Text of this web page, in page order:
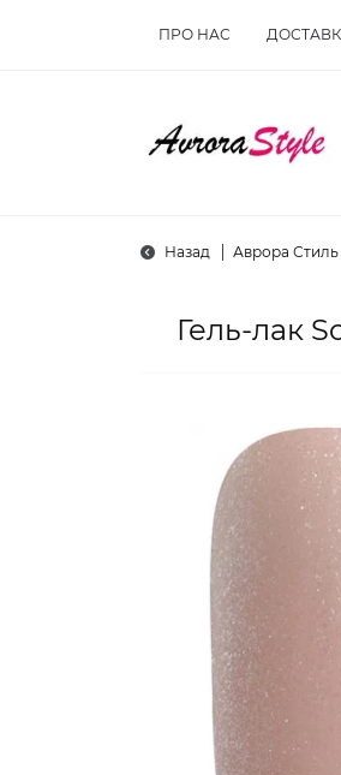
ПРО НАС
Назад Аврора Стиль
Гель-лак